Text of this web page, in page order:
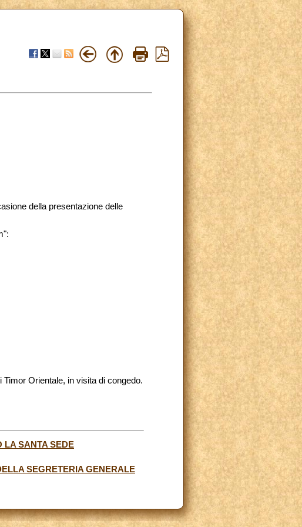
della presentazione delle
Orientale, in visita di congedo.
LA SANTA SEDE
SEGRETERIA GENERALE